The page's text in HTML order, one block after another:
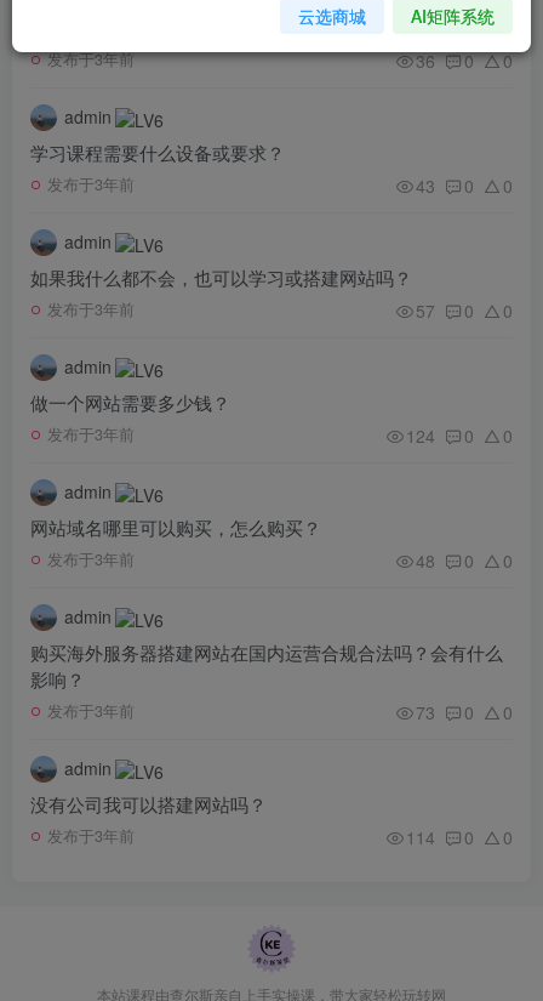
如果在学习过程中有问题怎么办？
发布于3年前 36 0 0
admin
学习课程需要什么设备或要求？
发布于3年前 43 0 0
admin
如果我什么都不会，也可以学习或搭建网站吗？
发布于3年前 57 0 0
admin
做一个网站需要多少钱？
发布于3年前 124 0 0
admin
网站域名哪里可以购买，怎么购买？
发布于3年前 48 0 0
admin
购买海外服务器搭建网站在国内运营合规合法吗？会有什么
影响？
发布于3年前 73 0 0
admin
没有公司我可以搭建网站吗？
发布于3年前 114 0 0
本站课程由查尔斯亲自上手实操课，带大家轻松玩转网
云选商城 AI矩阵系统